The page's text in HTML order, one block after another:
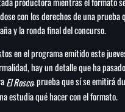
con los derechos de una prueba
y la ronda final del concurso.
en el programa emitido este
hay un detalle que ha
El Rosco, prueba que sí se emitirá
estudia qué hacer con el formato.